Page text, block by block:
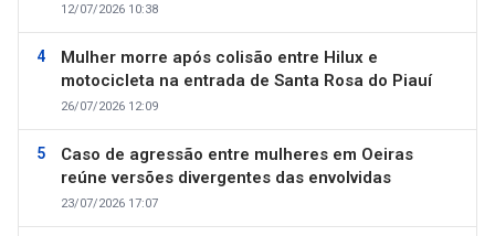
12/07/2026 10:38
Mulher morre após colisão entre Hilux e
motocicleta na entrada de Santa Rosa do Piauí
26/07/2026 12:09
Caso de agressão entre mulheres em Oeiras
reúne versões divergentes das envolvidas
23/07/2026 17:07